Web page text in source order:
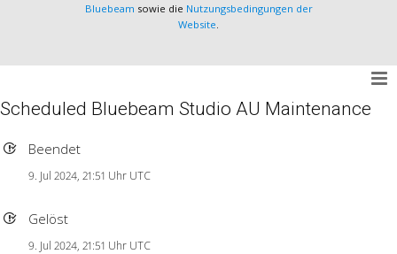
Bluebeam sowie die Nutzungsbedingungen der
Website
Scheduled Bluebeam Studio AU Maintenance
Beendet
9. Jul 2024, 21:51 Uhr UTC
Gelöst
9. Jul 2024, 21:51 Uhr UTC